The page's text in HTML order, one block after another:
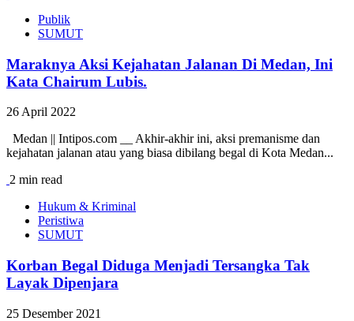
Publik
SUMUT
Maraknya Aksi Kejahatan Jalanan Di Medan, Ini
Kata Chairum Lubis.
26 April 2022
Medan || Intipos.com __ Akhir-akhir ini, aksi premanisme dan
kejahatan jalanan atau yang biasa dibilang begal di Kota Medan...
2 min read
Hukum & Kriminal
Peristiwa
SUMUT
Korban Begal Diduga Menjadi Tersangka Tak
Layak Dipenjara
25 Desember 2021